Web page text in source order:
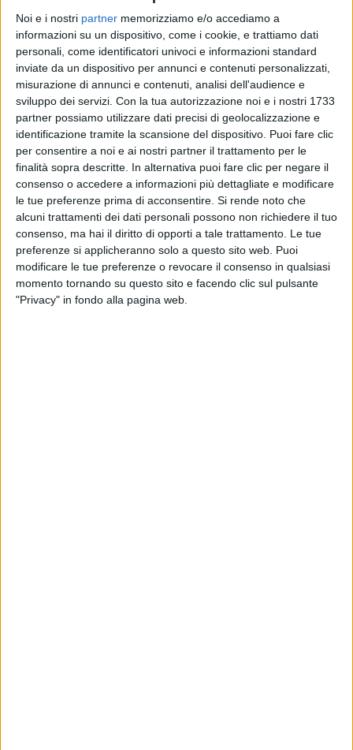
Noi e i nostri partner memorizziamo e/o accediamo a
informazioni su un dispositivo, come i cookie, e trattiamo dati
personali, come identificatori univoci e informazioni standard
inviate da un dispositivo per annunci e contenuti personalizzati,
misurazione di annunci e contenuti, analisi dell'audience e
sviluppo dei servizi. Con la tua autorizzazione noi e i nostri 1733
partner possiamo utilizzare dati precisi di geolocalizzazione e
identificazione tramite la scansione del dispositivo. Puoi fare clic
per consentire a noi e ai nostri partner il trattamento per le
finalità sopra descritte. In alternativa puoi fare clic per negare il
consenso o accedere a informazioni più dettagliate e modificare
le tue preferenze prima di acconsentire. Si rende noto che
alcuni trattamenti dei dati personali possono non richiedere il tuo
consenso, ma hai il diritto di opporti a tale trattamento. Le tue
preferenze si applicheranno solo a questo sito web. Puoi
modificare le tue preferenze o revocare il consenso in qualsiasi
momento tornando su questo sito e facendo clic sul pulsante
"Privacy" in fondo alla pagina web.
Un post condiviso da Ultimo (@ultimopeterpan)
Del disco, in uscita venerdì 19 giugno, il cantautore
aveva già pubblicato, informato fisicoo solamente
indigitale, “ Acquario” e “Questa insensata voglia
di te”.